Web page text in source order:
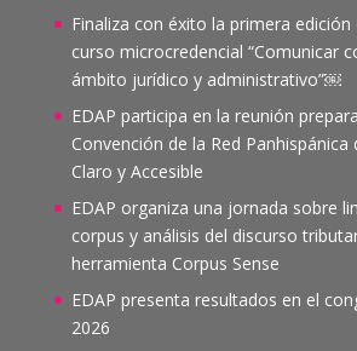
Finaliza con éxito la primera edición
curso microcredencial “Comunicar
ámbito jurídico y administrativo”￼
EDAP participa en la reunión
Convención de la Red Panhispánica
Claro y Accesible
EDAP organiza una jornada sobre
corpus y análisis del discurso
herramienta Corpus Sense
EDAP presenta resultados en el
2026